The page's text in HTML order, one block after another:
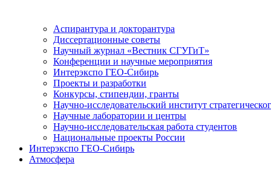
Аспирантура и докторантура
Диссертационные советы
Научный журнал «Вестник СГУГиТ»
Конференции и научные мероприятия
Интерэкспо ГЕО-Сибирь
Проекты и разработки
Конкурсы, стипендии, гранты
Научно-исследовательский институт
Научные лаборатории и центры
Научно-исследовательская работа студентов
Национальные проекты России
Интерэкспо ГЕО-Сибирь
Атмосфера